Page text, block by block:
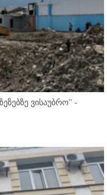
ვისაუბრო'' -